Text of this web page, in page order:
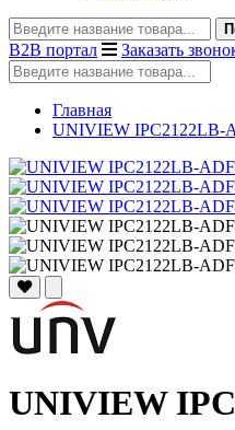
B2B портал Заказать
Главная
UNIVIEW IPC2122LB-
UNIVIEW